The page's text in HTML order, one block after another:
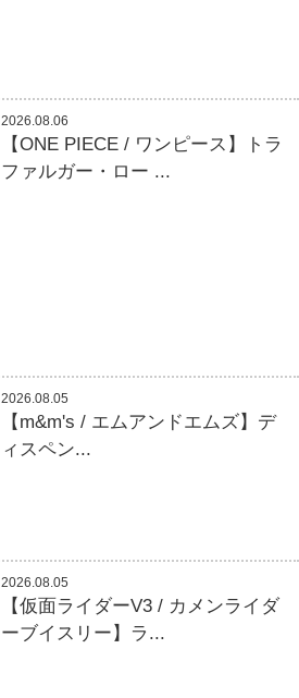
2026.08.06
【ONE PIECE / ワンピース】トラ
ファルガー・ロー ...
2026.08.05
【m&m's / エムアンドエムズ】デ
ィスペン...
2026.08.05
【仮面ライダーV3 / カメンライダ
ーブイスリー】ラ...